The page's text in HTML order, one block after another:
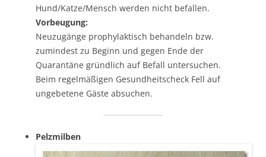
Hund/Katze/Mensch werden nicht befallen.
Vorbeugung:
Neuzugänge prophylaktisch behandeln bzw.
zumindest zu Beginn und gegen Ende der
Quarantäne gründlich auf Befall untersuchen.
Beim regelmäßigen Gesundheitscheck Fell auf
ungebetene Gäste absuchen.
Pelzmilben